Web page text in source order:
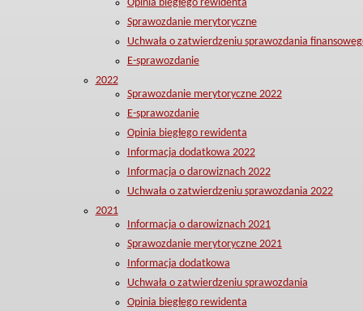
Opinia biegłego rewidenta
Sprawozdanie merytoryczne
Uchwała o zatwierdzeniu sprawozdania
E-sprawozdanie
2022
Sprawozdanie merytoryczne 2022
E-sprawozdanie
Opinia biegłego rewidenta
Informacja dodatkowa 2022
Informacja o darowiznach 2022
Uchwała o zatwierdzeniu sprawozdania 2022
2021
Informacja o darowiznach 2021
Sprawozdanie merytoryczne 2021
Informacja dodatkowa
Uchwała o zatwierdzeniu sprawozdania
Opinia biegłego rewidenta